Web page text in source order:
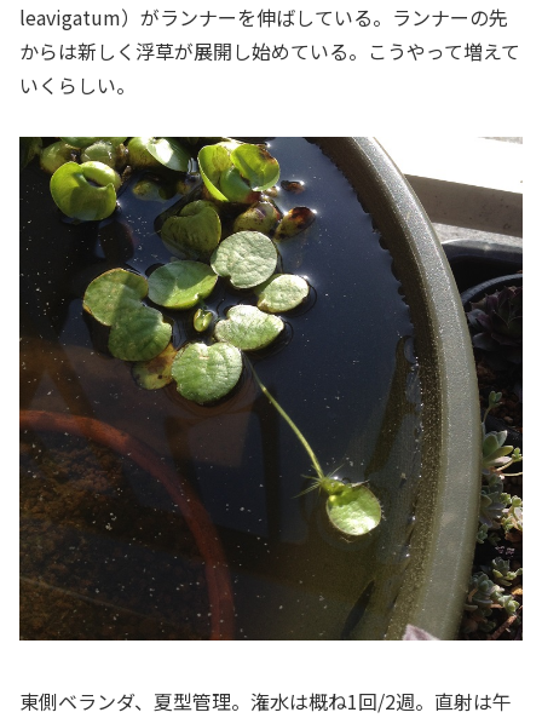
leavigatum）がランナーを伸ばしている。ランナーの先
からは新しく浮草が展開し始めている。こうやって増えて
いくらしい。
東側ベランダ、夏型管理。潅水は概ね1回/2週。直射は午